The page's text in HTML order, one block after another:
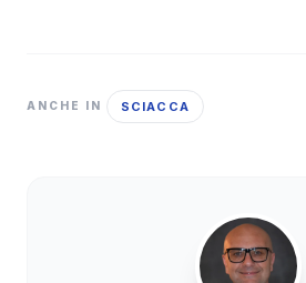
ANCHE IN SCIACCA